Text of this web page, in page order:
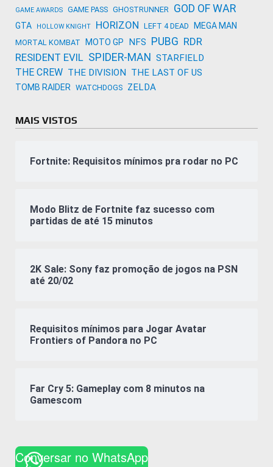
GAME AWARDS GAME PASS GHOSTRUNNER GOD OF WAR
GTA HOLLOW KNIGHT HORIZON LEFT 4 DEAD MEGA MAN
MORTAL KOMBAT MOTO GP NFS PUBG RDR
RESIDENT EVIL SPIDER-MAN STARFIELD
THE CREW THE DIVISION THE LAST OF US
TOMB RAIDER WATCHDOGS ZELDA
MAIS VISTOS
Fortnite: Requisitos mínimos pra rodar no PC
Modo Blitz de Fortnite faz sucesso com
partidas de até 15 minutos
2K Sale: Sony faz promoção de jogos na PSN
até 20/02
Requisitos mínimos para Jogar Avatar
Frontiers of Pandora no PC
Far Cry 5: Gameplay com 8 minutos na
Gamescom
Conversar no WhatsApp